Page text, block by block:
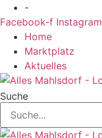
Zum
Inhalt
springen
-
Facebook-f Instagram
Home
Marktplatz
Aktuelles
Suche